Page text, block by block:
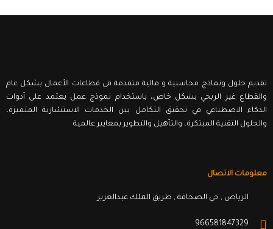
تقديم حلول ونماذج محاسبية و مالية متقدمة قي قطاعات الأعمال بشكل عام
والقطاع غير الربحي بشكل خاص، باستخدام نموذج عمل يعتمد على أدوات
الذكاء الاصطناعي في تحقيق التكامل بين الخدمات الاستشارية المتميزة،
والحلول التقنية المبتكرة، والتأهيل والتطوير بمعايير عالمية
معلومات الاتصال
الرياض , حي الصحافة , طريق الملك عبدالعزيز
966581847329